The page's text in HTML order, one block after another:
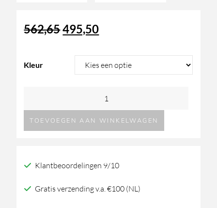
562,65Oorspronkelijke
prijs
was:
495,50Huidige
prijs
is:
495,50.
Kleur
O
slimline
glijstang
TOEVOEGEN AAN WINKELWAGEN
Klantbeoordelingen 9/10
Gratis verzending v.a. €100 (NL)